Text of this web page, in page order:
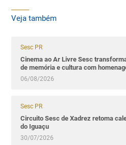
Veja também
Sesc PR
Cinema ao Ar Livre Sesc
de memória e cultura com
06/08/2026
Sesc PR
Circuito Sesc de Xadrez retoma
do Iguaçu
30/07/2026